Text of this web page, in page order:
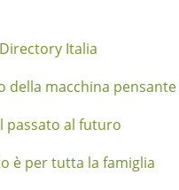
Italia
della macchina pensante
passato al futuro
è per tutta la famiglia